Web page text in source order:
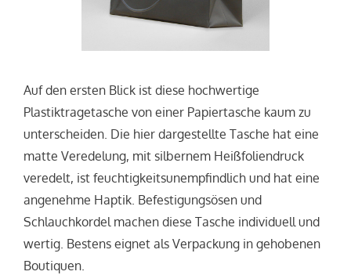
Auf den ersten Blick ist diese hochwertige
Plastiktragetasche von einer Papiertasche kaum zu
unterscheiden. Die hier dargestellte Tasche hat eine
matte Veredelung, mit silbernem Heißfoliendruck
veredelt, ist feuchtigkeitsunempfindlich und hat eine
angenehme Haptik. Befestigungsösen und
Schlauchkordel machen diese Tasche individuell und
wertig. Bestens eignet als Verpackung in gehobenen
Boutiquen.